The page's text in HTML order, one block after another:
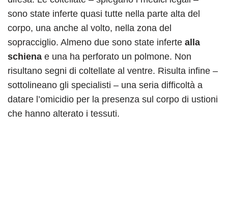
sono state inferte quasi tutte nella parte alta del
corpo, una anche al volto, nella zona del
sopracciglio. Almeno due sono state inferte alla
schiena e una ha perforato un polmone. Non
risultano segni di coltellate al ventre. Risulta infine –
sottolineano gli specialisti – una seria difficoltà a
datare l’omicidio per la presenza sul corpo di ustioni
che hanno alterato i tessuti.